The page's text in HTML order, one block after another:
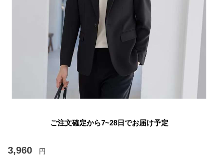
ご注文確定から7~28日でお届け予定
3,960 円